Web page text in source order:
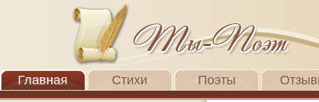
Главная Стихи Поэты